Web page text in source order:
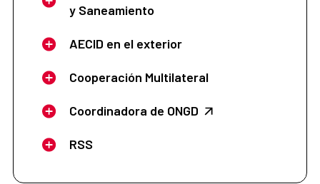
y Saneamiento
AECID en el exterior
Cooperación Multilateral
Coordinadora de ONGD
RSS